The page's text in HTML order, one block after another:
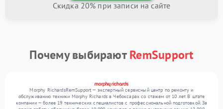
Скидка 20% при записи на сайте
Почему выбираютRemSupport
Morphy RichardsRemSupport — экспертный сервисный центр по ремонту и
обслуживанию техники Morphy Richards в Чебоксарах со стажем от 10 лет. В штате
компании — более 19 технических специалистов с профессиональной подготовкой. За